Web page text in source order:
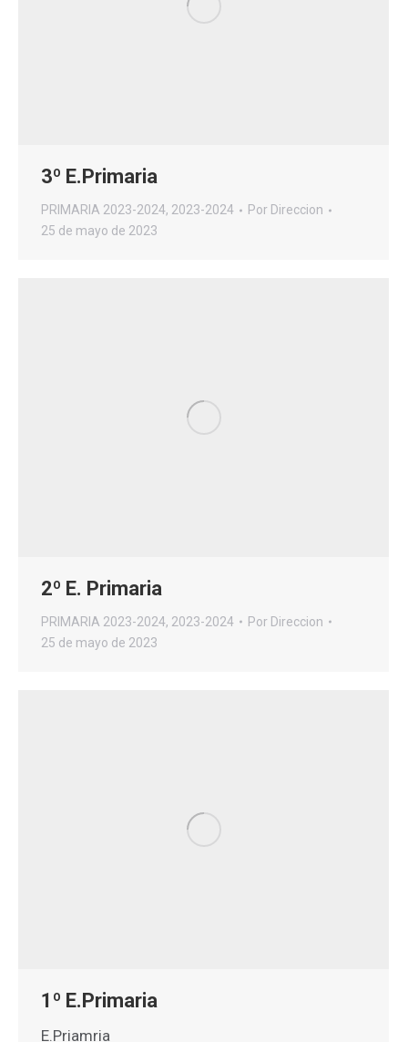
3º E.Primaria
PRIMARIA 2023-2024, 2023-2024 Por Direccion
25 de mayo de 2023
2º E. Primaria
PRIMARIA 2023-2024, 2023-2024 Por Direccion
25 de mayo de 2023
1º E.Primaria
E.Priamria